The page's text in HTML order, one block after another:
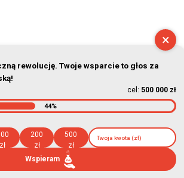
×
rewolucję. Twoje wsparcie to głos za
cel: 500 000 zł
44%
zł
200
zł
500
zł
Wspieram